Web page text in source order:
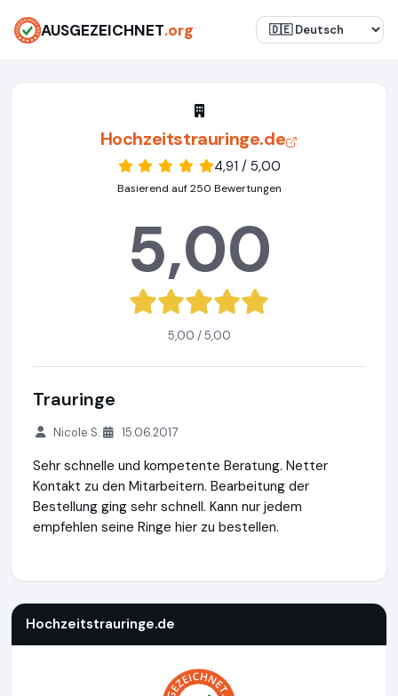
AUSGEZEICHNET.org
Hochzeitstrauringe.de
4,91 / 5,00
Basierend auf 250 Bewertungen
5,00
5,00 / 5,00
Trauringe
Nicole S. 15.06.2017
Sehr schnelle und kompetente Beratung. Netter
Kontakt zu den Mitarbeitern. Bearbeitung der
Bestellung ging sehr schnell. Kann nur jedem
empfehlen seine Ringe hier zu bestellen.
Hochzeitstrauringe.de